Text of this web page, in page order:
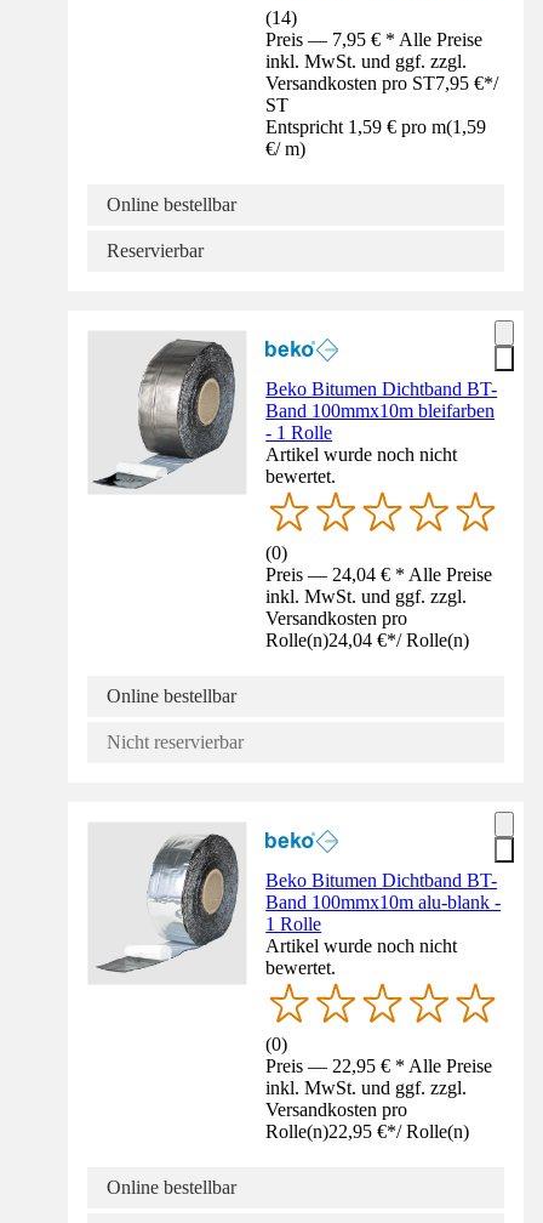
(14)
Preis — 7,95 € * Alle Preise
inkl. MwSt. und ggf. zzgl.
Versandkosten pro ST7,95 €*/
ST
Entspricht 1,59 € pro m(1,59
€/ m)
Online bestellbar
Reservierbar
Beko Bitumen Dichtband BT-
Band 100mmx10m bleifarben
- 1 Rolle
Artikel wurde noch nicht
bewertet.
(0)
Preis — 24,04 € * Alle Preise
inkl. MwSt. und ggf. zzgl.
Versandkosten pro
Rolle(n)24,04 €*/ Rolle(n)
Online bestellbar
Nicht reservierbar
Beko Bitumen Dichtband BT-
Band 100mmx10m alu-blank -
1 Rolle
Artikel wurde noch nicht
bewertet.
(0)
Preis — 22,95 € * Alle Preise
inkl. MwSt. und ggf. zzgl.
Versandkosten pro
Rolle(n)22,95 €*/ Rolle(n)
Online bestellbar